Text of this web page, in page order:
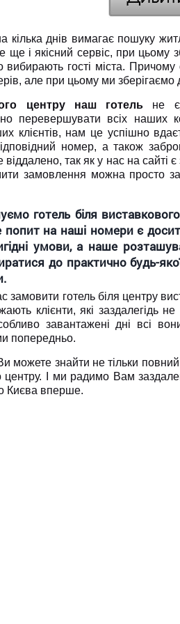
кілька днів вимагає пошуку
ще і якісний сервіс, при цьому
вибирають гості міста.
але при цьому ми зберігаємо
центру наш готель не
перевершувати всіх наших
клієнтів, нам це успішно
номер, а також
так як у нас на сайті
замовлення можна просто
готель біля
попит на наші номери є
умови, а наше
до практично будь-
замовити готель біля центру
клієнти, які заздалегідь
завантажені дні всі
попередньо.
можете знайти не тільки
центру. І ми радимо Вам
Києва вперше.